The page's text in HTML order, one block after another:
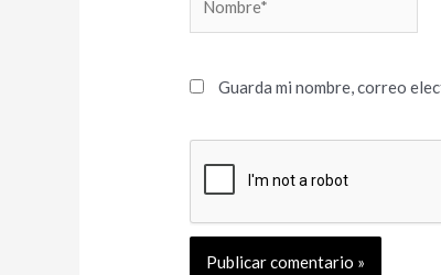
Guarda mi nombre, correo